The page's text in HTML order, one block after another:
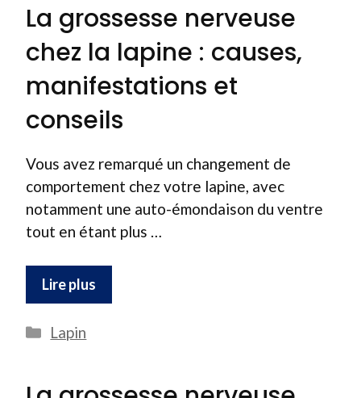
La grossesse nerveuse
chez la lapine : causes,
manifestations et
conseils
Vous avez remarqué un changement de
comportement chez votre lapine, avec
notamment une auto-émondaison du ventre
tout en étant plus …
Lire plus
Catégories
Lapin